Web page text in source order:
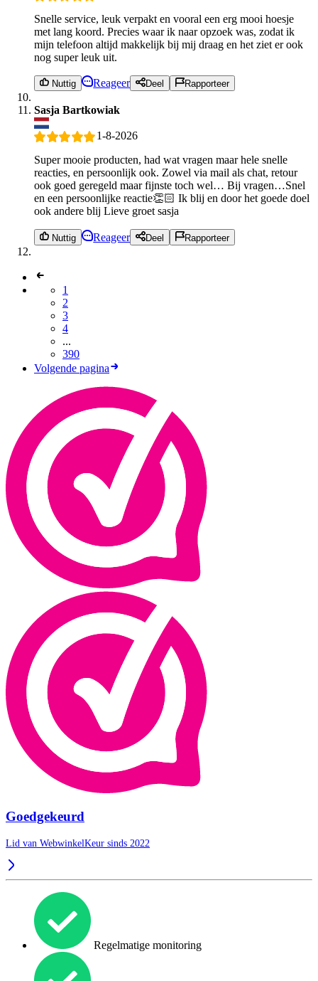
Snelle service, leuk verpakt en vooral een erg mooi hoesje
met lang koord. Precies waar ik naar opzoek was, zodat ik
mijn telefoon altijd makkelijk bij mij draag en het ziet er ook
nog super leuk uit.
Nuttig Reageer Deel Rapporteer
Sasja Bartkowiak
1-8-2026
Super mooie producten, had wat vragen maar hele snelle
reacties, en persoonlijk ook. Zowel via mail als chat, retour
ook goed geregeld maar fijnste toch wel… Bij vragen…Snel
en een persoonlijke reactie👏🏻 Ik blij en door het goede doel
ook andere blij Lieve groet sasja
Nuttig Reageer Deel Rapporteer
1
2
3
4
...
390
Volgende pagina
Goedgekeurd
Lid van WebwinkelKeur sinds 2022
Regelmatige monitoring